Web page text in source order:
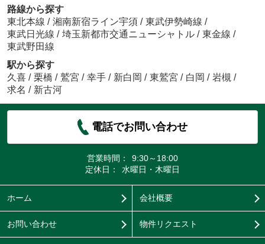
路線から探す
東北本線 / 湘南新宿ライン宇須 / 東武伊勢崎線 /
東武日光線 / 埼玉新都市交通ニューシャトル / 東金線 /
東武野田線
駅から探す
久喜 / 栗橋 / 鷲宮 / 幸手 / 新白岡 / 東鷲宮 / 白岡 / 岩槻 /
求名 / 新古河
電話でお問い合わせ
営業時間：
9:30～18:00
定休日：
水曜日・木曜日
ホーム 会社概要
お問い合わせ 物件リクエスト